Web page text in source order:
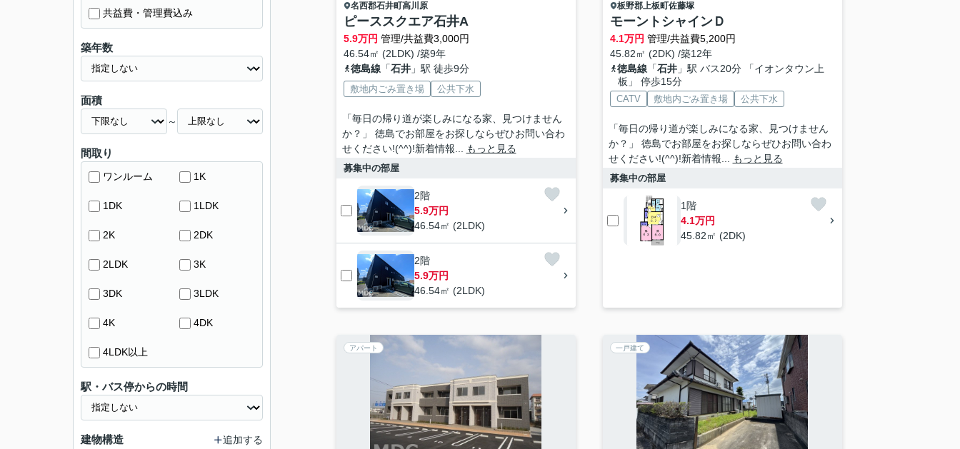
名西郡石井町高川原
ピーススクエア石井A
5.9万円 管理/共益費3,000円
46.54㎡ (2LDK) /築9年
徳島線「石井」駅 徒歩9分
敷地内ごみ置き場 公共下水
「毎日の帰り道が楽しみになる家、見つけません
か？」 徳島でお部屋をお探しならぜひお問い合わ
せください!(^^)!新着情報...
もっと見る
募集中の部屋
2階
5.9万円
46.54㎡ (2LDK)
2階
5.9万円
46.54㎡ (2LDK)
板野郡上板町佐藤塚
モーントシャインＤ
4.1万円 管理/共益費5,200円
45.82㎡ (2DK) /築12年
徳島線「石井」駅 バス20分 「イオンタウン上
板」 停歩15分
CATV 敷地内ごみ置き場 公共下水
「毎日の帰り道が楽しみになる家、見つけません
か？」 徳島でお部屋をお探しならぜひお問い合わ
せください!(^^)!新着情報...
もっと見る
募集中の部屋
1階
4.1万円
45.82㎡ (2DK)
アパート 一戸建て
共益費・管理費込み
築年数
面積
～
間取り
ワンルーム 1K
1DK 1LDK
2K 2DK
2LDK 3K
3DK 3LDK
4K 4DK
4LDK以上
駅・バス停からの時間
建物構造 追加する